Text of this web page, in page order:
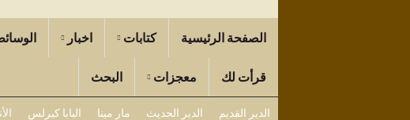
الصفحة الرئيسية كتابات اخبار
قرأت لك معجزات البحث
الدير القديم الدير الحديث مار مينا البابا كيرلس